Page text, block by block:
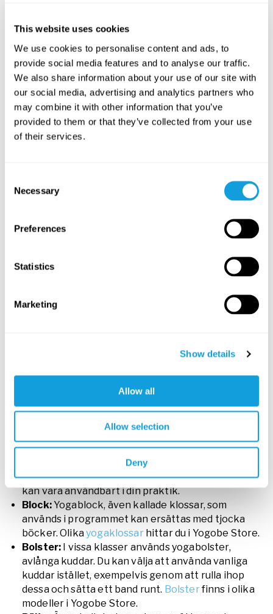
This website uses cookies
We use cookies to personalise content and ads, to
provide social media features and to analyse our traffic.
We also share information about your use of our site with
our social media, advertising and analytics partners who
may combine it with other information that you’ve
provided to them or that they’ve collected from your use
of their services.
Selection
Necessary
Preferences
Statistics
Marketing
Show details
Allow all
Allow selection
Deny
OBS: Notera att kursens videoinnehåll är på engelska!
Att tänka på när du lär dig
meditera
Tänk på det här för att få ut det mesta av din
meditationspraktik:
Se till att du känner dig tillräckligt bekväm i din
kropp och i din position så att du kan sitta stilla
du inte stanna i den positionen. Istället, gör de
justeringar du behöver göra för att vara bekväm
Du kan använda vilka hjälpmedel du vill för att hitta
en behaglig kroppsställning, som till exempel en
Vissa dagar går det lättare, och vissa dagar är lite
Att lära sig meditera är en process. Ta små steg
I en del av programmets klasser används olika redskap för
att stärka upp kroppen och få kontakt med musklerna.
Du kan använda vilken typ av filt som helst.
Men enyogafiltsom är lite tyngre och mer stabil
kan vara användbart i din praktik.
Block:Yogablock, även kallade klossar, som
används i programmet kan ersättas med tjocka
böcker. Olikayogaklossarhittar du i Yogobe Store.
Bolster: I vissa klasser används yogabolster,
avlånga kuddar. Du kan välja att använda vanliga
kuddar istället, exempelvis genom att rulla ihop
dessa och sätta ett band runt. Bolsterfinns i olika
modeller i Yogobe Store.